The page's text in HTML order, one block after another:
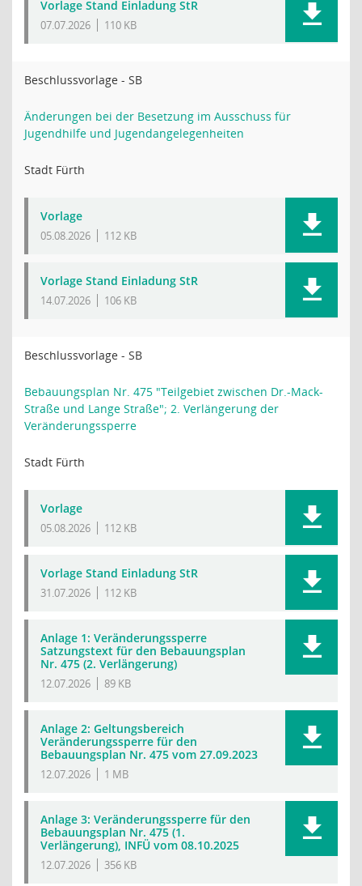
Vorlage Stand Einladung StR
07.07.2026 110 KB
Beschlussvorlage - SB
Änderungen bei der Besetzung im Ausschuss für
Jugendhilfe und Jugendangelegenheiten
Stadt Fürth
Vorlage
05.08.2026 112 KB
Vorlage Stand Einladung StR
14.07.2026 106 KB
Beschlussvorlage - SB
Bebauungsplan Nr. 475 "Teilgebiet zwischen Dr.-Mack-
Straße und Lange Straße"; 2. Verlängerung der
Veränderungssperre
Stadt Fürth
Vorlage
05.08.2026 112 KB
Vorlage Stand Einladung StR
31.07.2026 112 KB
Anlage 1: Veränderungssperre
Satzungstext für den Bebauungsplan
Nr. 475 (2. Verlängerung)
12.07.2026 89 KB
Anlage 2: Geltungsbereich
Veränderungssperre für den
Bebauungsplan Nr. 475 vom 27.09.2023
12.07.2026 1 MB
Anlage 3: Veränderungssperre für den
Bebauungsplan Nr. 475 (1.
Verlängerung), INFÜ vom 08.10.2025
12.07.2026 356 KB